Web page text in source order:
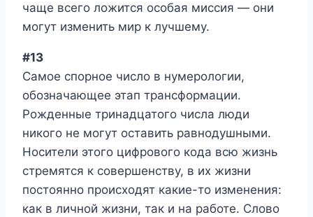
чаще всего ложится особая миссия — они
могут изменить мир к лучшему.
#13
Самое спорное число в нумерологии,
обозначающее этап трансформации.
Рожденные тринадцатого числа люди
никого не могут оставить равнодушными.
Носители этого цифрового кода всю жизнь
стремятся к совершенству, в их жизни
постоянно происходят какие-то изменения:
как в личной жизни, так и на работе. Слово